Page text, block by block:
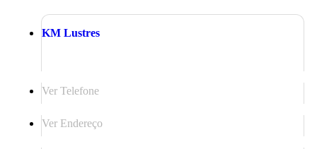
KM Lustres
Ver Telefone
Ver Endereço